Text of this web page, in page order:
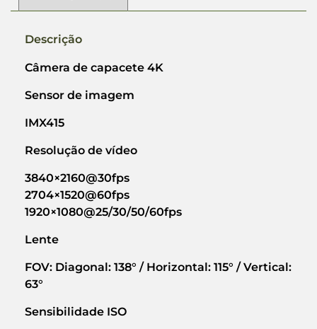
Descrição
Câmera de capacete 4K
Sensor de imagem
IMX415
Resolução de vídeo
3840×2160@30fps
2704×1520@60fps
1920×1080@25/30/50/60fps
Lente
FOV: Diagonal: 138° / Horizontal: 115° / Vertical:
63°
Sensibilidade ISO